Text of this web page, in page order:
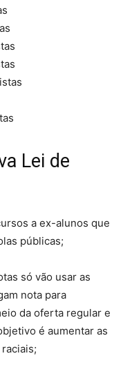
Lei de
a ex-alunos que
públicas;
só vão usar as
nota para
da oferta regular e
é aumentar as